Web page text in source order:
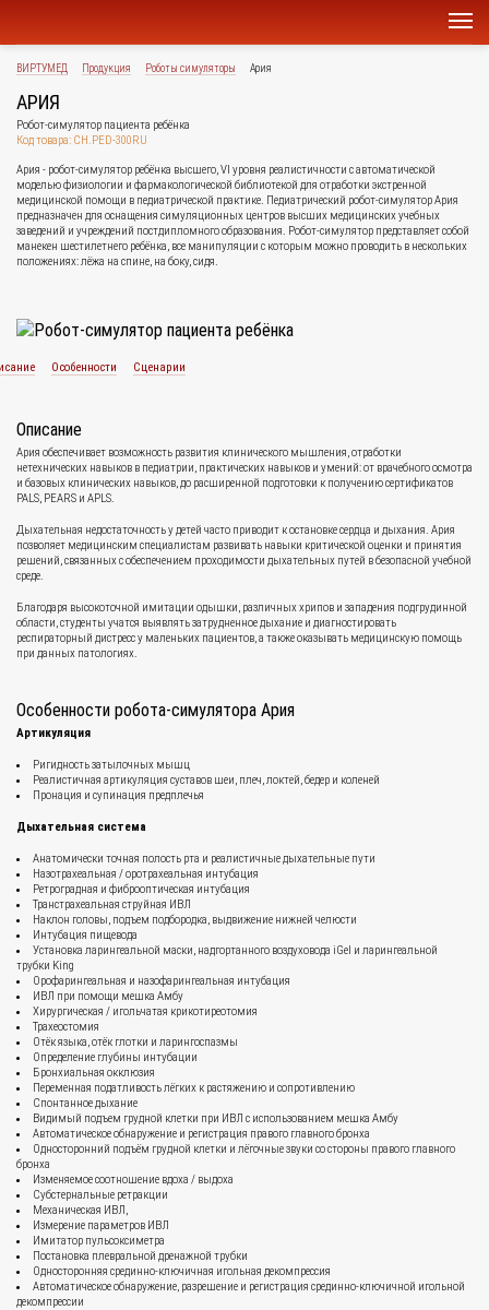
ВИРТУМЕД Продукция Роботы симуляторы Ария
АРИЯ
Робот-симулятор пациента ребёнка
Код товара: CH.PED-300RU
Ария - робот-симулятор ребёнка высшего, VI уровня реалистичности с автоматической
моделью физиологии и фармакологической библиотекой для отработки экстренной
медицинской помощи в педиатрической практике. Педиатрический робот-симулятор Ария
предназначен для оснащения симуляционных центров высших медицинских учебных
заведений и учреждений постдипломного образования. Робот-симулятор представляет собой
манекен шестилетнего ребёнка, все манипуляции с которым можно проводить в нескольких
положениях: лёжа на спине, на боку, сидя.
Особенности Сценарии
Описание
Ария обеспечивает возможность развития клинического мышления, отработки
нетехнических навыков в педиатрии, практических навыков и умений: от врачебного осмотра
и базовых клинических навыков, до расширенной подготовки к получению сертификатов
PALS, PEARS и APLS.
Дыхательная недостаточность у детей часто приводит к остановке сердца и дыхания. Ария
позволяет медицинским специалистам развивать навыки критической оценки и принятия
решений, связанных с обеспечением проходимости дыхательных путей в безопасной учебной
среде.
Благодаря высокоточной имитации одышки, различных хрипов и западения подгрудинной
области, студенты учатся выявлять затрудненное дыхание и диагностировать
респираторный дистресс у маленьких пациентов, а также оказывать медицинскую помощь
при данных патологиях.
Особенности робота-симулятора Ария
Артикуляция
Ригидность затылочных мышц
Реалистичная артикуляция суставов шеи, плеч, локтей, бедер и коленей
Пронация и супинация предплечья
Дыхательная система
Анатомически точная полость рта и реалистичные дыхательные пути
Назотрахеальная / оротрахеальная интубация
Ретроградная и фиброоптическая интубация
Транстрахеальная струйная ИВЛ
Наклон головы, подъем подбородка, выдвижение нижней челюсти
Интубация пищевода
Установка ларингеальной маски, надгортанного воздуховода iGel и ларингеальной
трубки King
Орофарингеальная и назофарингеальная интубация
ИВЛ при помощи мешка Амбу
Хирургическая / игольчатая крикотиреотомия
Трахеостомия
Отёк языка, отёк глотки и ларингоспазмы
Определение глубины интубации
Бронхиальная окклюзия
Переменная податливость лёгких к растяжению и сопротивлению
Спонтанное дыхание
Видимый подъем грудной клетки при ИВЛ с использованием мешка Амбу
Автоматическое обнаружение и регистрация правого главного бронха
Односторонний подъём грудной клетки и лёгочные звуки со стороны правого главного
бронха
Изменяемое соотношение вдоха / выдоха
Субстернальные ретракции
Механическая ИВЛ,
Измерение параметров ИВЛ
Имитатор пульсоксиметра
Постановка плевральной дренажной трубки
Односторонняя срединно-ключичная игольная декомпрессия
Автоматическое обнаружение, разрешение и регистрация срединно-ключичной игольной
декомпрессии